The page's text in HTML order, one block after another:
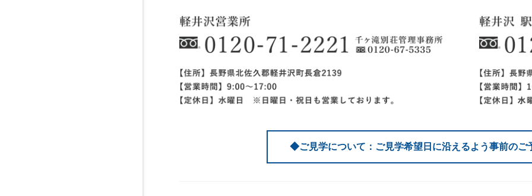
◆ご見学について：ご見学希望日に沿えるよう事前のご